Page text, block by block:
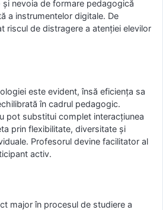
nevoia de formare pedagogică
a instrumentelor digitale. De
riscul de distragere a atenției elevilor
este evident, însă eficiența sa
în cadrul pedagogic.
pot substitui complet interacțiunea
prin flexibilitate, diversitate și
Profesorul devine facilitator al
activ.
major în procesul de studiere a